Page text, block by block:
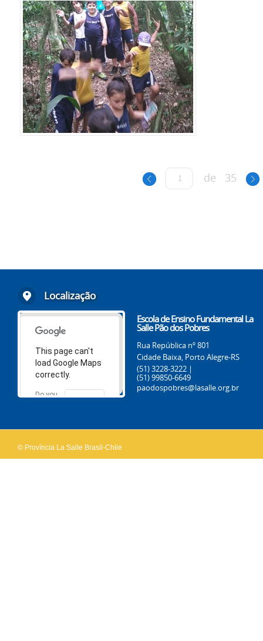
de 35
Localização
This page can't
load Google Maps
correctly.
Do you
OK
Escola de Ensino Fundamental La
Salle Pão dos Pobres
Rua República nº 801
Cidade Baixa, Porto Alegre-RS
(51) 3228-3222 |
(51) 99850-6649
paodospobres@lasalle.org.br
© Província La Salle Brasil-Chile